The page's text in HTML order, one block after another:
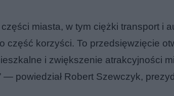
miasta, w tym ciężki transport i
część korzyści. To przedsięwzięcie
i zwiększenie atrakcyjności
powiedział Robert Szewczyk,